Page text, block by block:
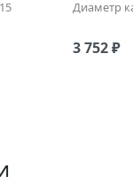
Диаметр
3 752 ₽